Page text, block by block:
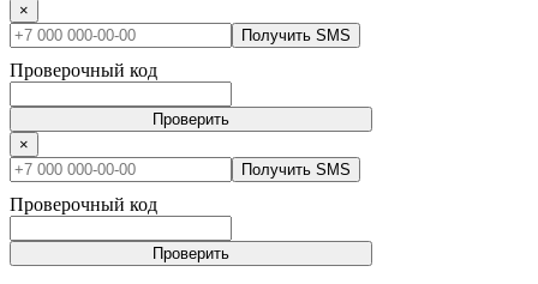
×
Получить SMS
Проверочный код
Проверить
×
Получить SMS
Проверочный код
Проверить